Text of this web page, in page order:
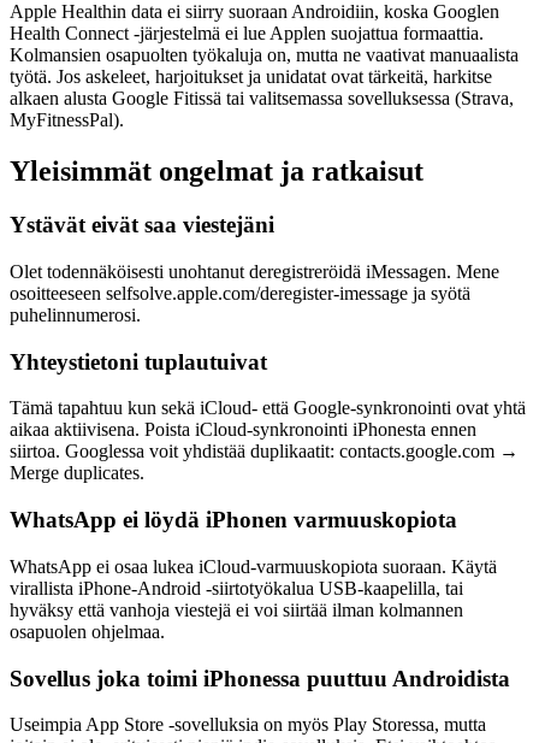
Apple Healthin data ei siirry suoraan Androidiin, koska Googlen
Health Connect -järjestelmä ei lue Applen suojattua formaattia.
Kolmansien osapuolten työkaluja on, mutta ne vaativat manuaalista
työtä. Jos askeleet, harjoitukset ja unidatat ovat tärkeitä, harkitse
alkaen alusta Google Fitissä tai valitsemassa sovelluksessa (Strava,
MyFitnessPal).
Yleisimmät ongelmat ja ratkaisut
Ystävät eivät saa viestejäni
Olet todennäköisesti unohtanut deregistreröidä iMessagen. Mene
osoitteeseen selfsolve.apple.com/deregister-imessage ja syötä
puhelinnumerosi.
Yhteystietoni tuplautuivat
Tämä tapahtuu kun sekä iCloud- että Google-synkronointi ovat yhtä
aikaa aktiivisena. Poista iCloud-synkronointi iPhonesta ennen
siirtoa. Googlessa voit yhdistää duplikaatit: contacts.google.com →
Merge duplicates.
WhatsApp ei löydä iPhonen varmuuskopiota
WhatsApp ei osaa lukea iCloud-varmuuskopiota suoraan. Käytä
virallista iPhone-Android -siirtotyökalua USB-kaapelilla, tai
hyväksy että vanhoja viestejä ei voi siirtää ilman kolmannen
osapuolen ohjelmaa.
Sovellus joka toimi iPhonessa puuttuu Androidista
Useimpia App Store -sovelluksia on myös Play Storessa, mutta